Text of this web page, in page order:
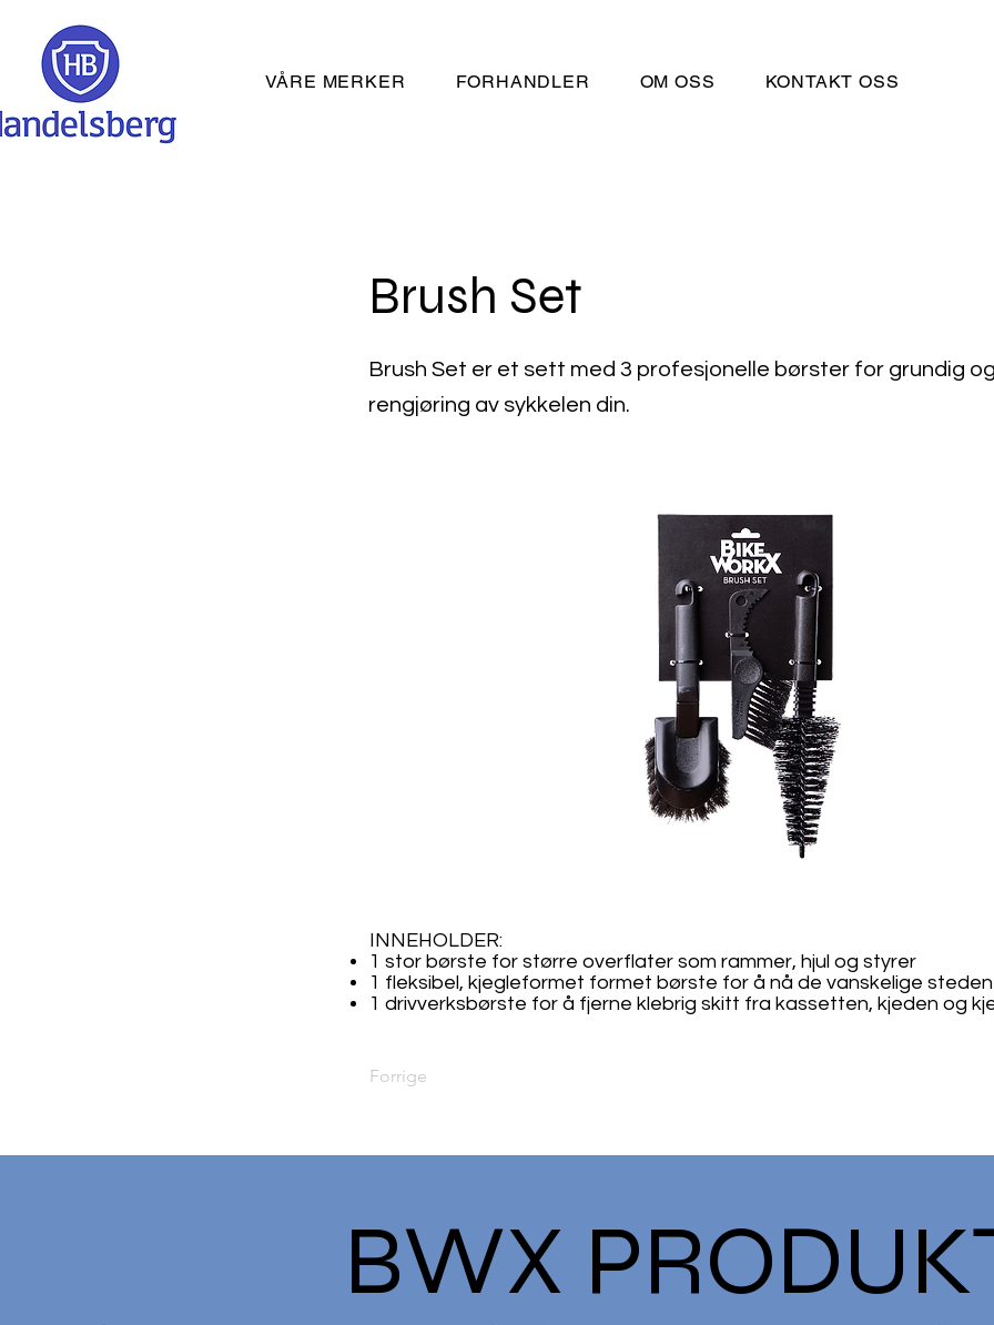
VÅRE MERKER FORHANDLER OM OSS KONTAKT OSS
Brush Set
Brush Set er et sett med 3 profesjonelle børster for grundig
rengjøring av sykkelen din.
INNEHOLDER:
1 stor børste for større overflater som rammer, hjul og styrer
1 fleksibel, kjegleformet formet børste for å nå de vanskelige
1 drivverksbørste for å fjerne klebrig skitt fra kassetten, kjeden og
Forrige
BWX